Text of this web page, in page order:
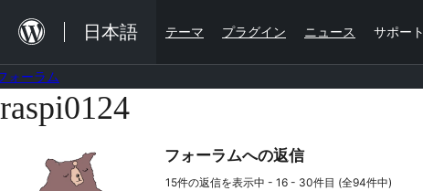
を
キ
日本語 テーマ プラグイン ニュース サポート
ォーラム
コ
raspi0124
フォーラムへの返信
15件の返信を表示中 - 16 - 30件目 (全94件中)